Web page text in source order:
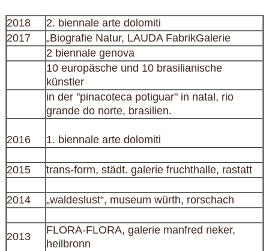
2018
2. biennale arte dolomiti
2017
„Biografie Natur, LAUDA FabrikGalerie
2 biennale genova
10 europäsche und 10 brasilianische
künstler
in der "pinacoteca potiguar" in natal, rio
grande do norte, brasilien.
2016 1. biennale arte dolomiti
2015 trans-form, städt. galerie fruchthalle, rastatt
2014 „waldeslust“, museum würth, rorschach
2013
FLORA-FLORA, galerie manfred rieker,
heilbronn